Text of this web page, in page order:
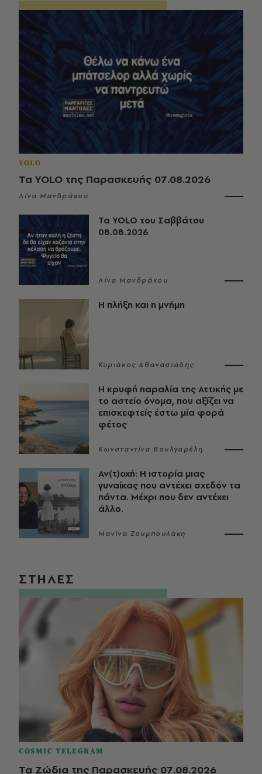
YOLO
Τα YOLO της Παρασκευής 07.08.2026
Λίνα Μανδράκου
Τα YOLO του Σαββάτου
08.08.2026
Λίνα Μανδράκου
Η πλήξη και η μνήμη
Κυριάκος Αθανασιάδης
Η κρυφή παραλία της Αττικής με
το αστείο όνομα, που αξίζει να
επισκεφτείς έστω μία φορά
φέτος
Κωνσταντίνα Βουλγαρέλη
Αν(τ)οχή: Η ιστορία μιας
γυναίκας που αντέχει σχεδόν τα
πάντα. Μέχρι που δεν αντέχει
άλλο.
Μανίνα Ζουμπουλάκη
ΣΤΗΛΕΣ
COSMIC TELEGRAM
Τα Ζώδια της Παρασκευής 07.08.2026